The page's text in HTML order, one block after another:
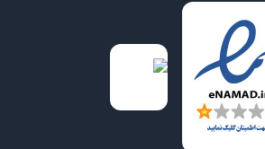
تاریخ 21 خرداد سال 1312 تأسیس شد. در حال حاضر، این بانک با پشتوانه
ارائه خدمات بانکی به مردم در سراسر کشور به
حال خدمت‌رسانی است.
از دوره‌های زمانی دچار تغییراتی شده و
بانک در راستای تأمین مالی حوزه کشاورزی و
یکی از مهم‌ترین بخش‌های تأثیرگذار بر اقتصاد
شده، تکمیل یا تغییر داده شده است.